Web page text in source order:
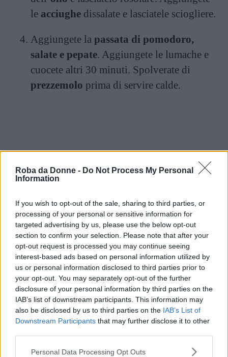
Roba da Donne - Do Not Process My Personal
Information
If you wish to opt-out of the sale, sharing to third parties, or
processing of your personal or sensitive information for
targeted advertising by us, please use the below opt-out
section to confirm your selection. Please note that after your
opt-out request is processed you may continue seeing
interest-based ads based on personal information utilized by
us or personal information disclosed to third parties prior to
your opt-out. You may separately opt-out of the further
disclosure of your personal information by third parties on the
IAB’s list of downstream participants. This information may
also be disclosed by us to third parties on the IAB’s List of
Downstream Participants that may further disclose it to other
Please note that this website/app uses one or more Google
Personal Data Processing Opt Outs
le acciughe dissalate e lasciatele sciogliere.
Aggiungete la passata di pomodoro,
salate e pepate. Aggiungete le lumache e
cuocete altri 30 minuti. Spolverate di
prezzemolo prima di servire calde.